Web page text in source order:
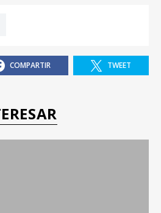
COMPARTIR TWEET